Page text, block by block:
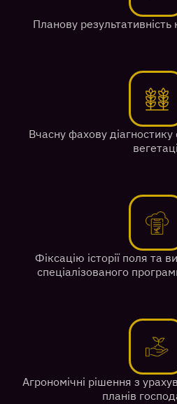
Планову результативність
Вчасну фахову
Фіксацію історії поля та
спеціалізованого
Агрономічні рішення з
планів